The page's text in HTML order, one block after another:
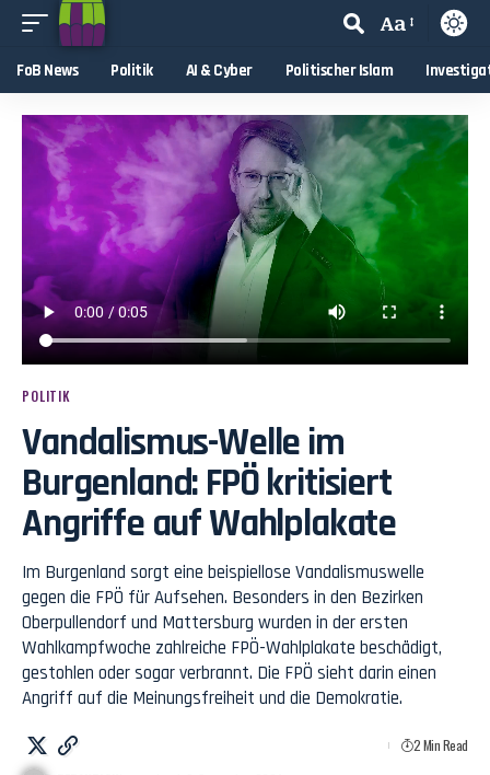
Aa
FoB News Politik AI & Cyber Politischer Islam
POLITIK
Vandalismus-Welle im
Burgenland: FPÖ kritisiert
Angriffe auf Wahlplakate
Im Burgenland sorgt eine beispiellose Vandalismuswelle
gegen die FPÖ für Aufsehen. Besonders in den Bezirken
Oberpullendorf und Mattersburg wurden in der ersten
Wahlkampfwoche zahlreiche FPÖ-Wahlplakate beschädigt,
gestohlen oder sogar verbrannt. Die FPÖ sieht darin einen
Angriff auf die Meinungsfreiheit und die Demokratie.
2 Min Read